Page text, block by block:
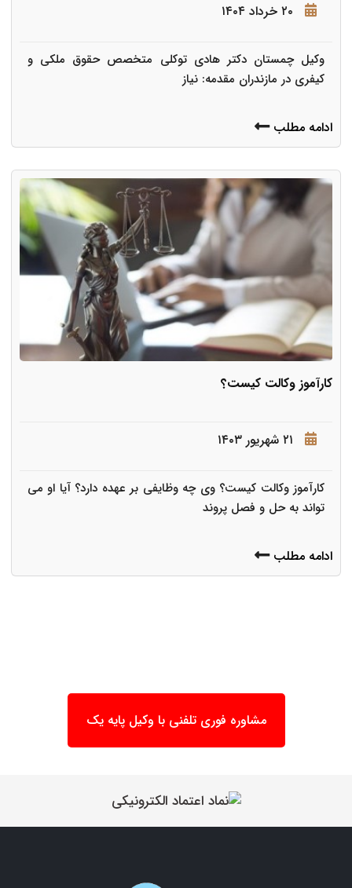
۲۰ خرداد ۱۴۰۴
وکیل چمستان دکتر هادی توکلی متخصص حقوق ملکی و
کیفری در مازندران مقدمه: نیاز
ادامه مطلب
کارآموز وکالت کیست؟
۲۱ شهریور ۱۴۰۳
کارآموز وکالت کیست؟ وی چه وظایفی بر عهده دارد؟ آیا او می
تواند به حل و فصل پروند
ادامه مطلب
مشاوره فوری تلفنی با وکیل پایه یک